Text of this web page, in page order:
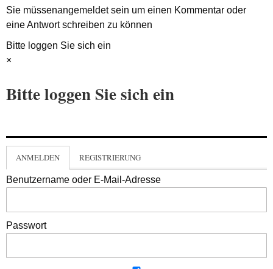
Sie müssenangemeldetsein um einen Kommentar oder
eine Antwort schreiben zu können
Bitte loggen Sie sich ein
×
Bitte loggen Sie sich ein
ANMELDEN REGISTRIERUNG
Benutzername oder E-Mail-Adresse
Passwort